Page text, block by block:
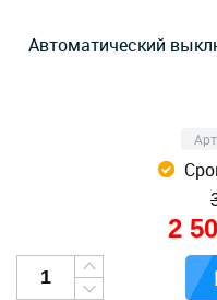
Автоматический
2